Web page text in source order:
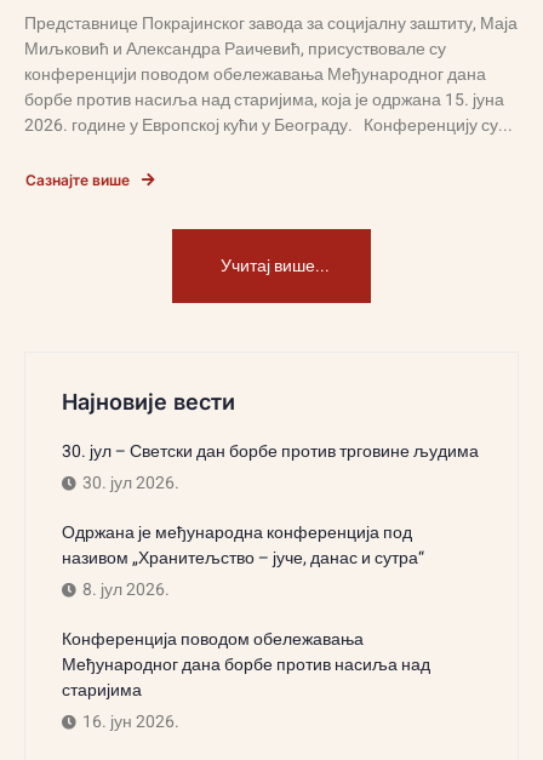
Представнице Покрајинског завода за социјалну заштиту, Маја
Миљковић и Александра Раичевић, присуствовале су
конференцији поводом обележавања Међународног дана
борбе против насиља над старијима, која је одржана 15. јуна
2026. године у Европској кући у Београду. Конференцију су...
Сазнајте више
Учитај више...
Најновије вести
30. јул – Светски дан борбе против трговине људима
30. јул 2026.
Одржана је међународна конференција под
називом „Хранитељство – јуче, данас и сутра“
8. јул 2026.
Конференција поводом обележавања
Међународног дана борбе против насиља над
старијима
16. јун 2026.